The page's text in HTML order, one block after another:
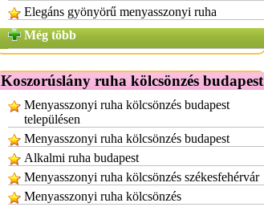
Elegáns gyönyörű menyasszonyi ruha
Még több
Koszorúslány ruha kölcsönzés budapest
Menyasszonyi ruha kölcsönzés budapest
településen
Menyasszonyi ruha kölcsönzés budapest
Alkalmi ruha budapest
Menyasszonyi ruha kölcsönzés székesfehérvár
Menyasszonyi ruha kölcsönzés